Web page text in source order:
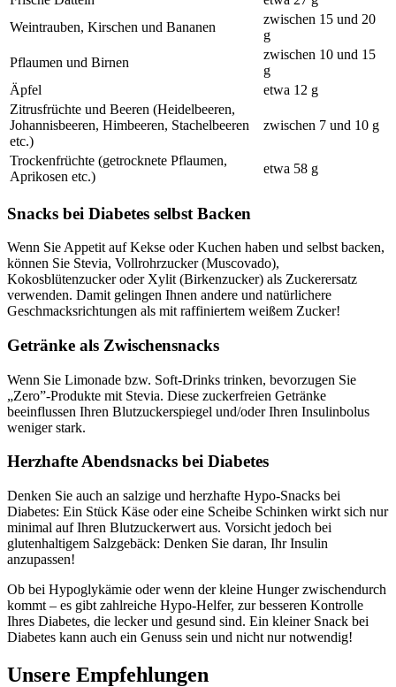
Weintrauben, Kirschen und Bananen
zwischen 15 und 20
g
Pflaumen und Birnen
zwischen 10 und 15
g
Äpfel
etwa 12 g
Zitrusfrüchte und Beeren (Heidelbeeren,
Johannisbeeren, Himbeeren, Stachelbeeren
etc.)
zwischen 7 und 10 g
Trockenfrüchte (getrocknete Pflaumen,
Aprikosen etc.)
etwa 58 g
Snacks bei Diabetes selbst Backen
Wenn Sie Appetit auf Kekse oder Kuchen haben und selbst backen,
können Sie Stevia, Vollrohrzucker (Muscovado),
Kokosblütenzucker oder Xylit (Birkenzucker) als Zuckerersatz
verwenden. Damit gelingen Ihnen andere und natürlichere
Geschmacksrichtungen als mit raffiniertem weißem Zucker!
Getränke als Zwischensnacks
Wenn Sie Limonade bzw. Soft-Drinks trinken, bevorzugen Sie
„Zero”-Produkte mit Stevia. Diese zuckerfreien Getränke
beeinflussen Ihren Blutzuckerspiegel und/oder Ihren Insulinbolus
weniger stark.
Herzhafte Abendsnacks bei Diabetes
Denken Sie auch an salzige und herzhafte Hypo-Snacks bei
Diabetes: Ein Stück Käse oder eine Scheibe Schinken wirkt sich nur
minimal auf Ihren Blutzuckerwert aus. Vorsicht jedoch bei
glutenhaltigem Salzgebäck: Denken Sie daran, Ihr Insulin
anzupassen!
Ob bei Hypoglykämie oder wenn der kleine Hunger zwischendurch
kommt – es gibt zahlreiche Hypo-Helfer, zur besseren Kontrolle
Ihres Diabetes, die lecker und gesund sind. Ein kleiner Snack bei
Diabetes kann auch ein Genuss sein und nicht nur notwendig!
Unsere Empfehlungen